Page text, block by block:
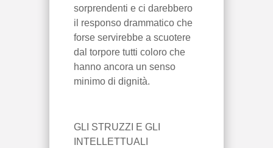
sorprendenti e ci darebbero
il responso drammatico che
forse servirebbe a scuotere
dal torpore tutti coloro che
hanno ancora un senso
minimo di dignità.
GLI STRUZZI E GLI
INTELLETTUALI